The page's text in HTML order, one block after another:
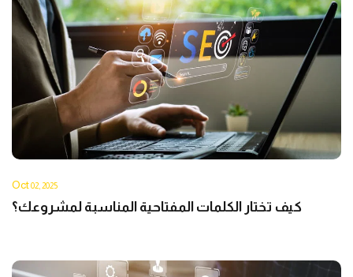
Oct02, 2025
كيف تختار الكلمات المفتاحية المناسبة لمشروعك؟